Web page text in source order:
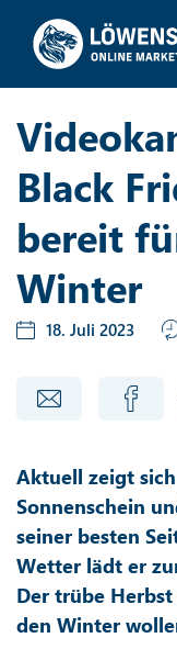
Black
bereit
Winter
18. Juli 2023
Aktuell zeigt
Sonnenschein
seiner besten
Wetter lädt er
Der trübe
den Winter